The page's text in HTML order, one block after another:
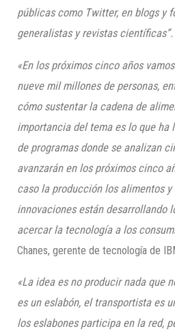
públicas como Twitter, en blogs y
generalistas y revistas científicas”.
«En los próximos cinco años
nueve mil millones de personas,
cómo sustentar la cadena de
importancia del tema es lo que ha
de programas donde se analizan
avanzarán en los próximos cinco
caso la producción los alimentos y
innovaciones están desarrollando
acercar la tecnología a los
Chanes, gerente de tecnología de
«La idea es no producir nada que
es un eslabón, el transportista es
los eslabones participa en la red,